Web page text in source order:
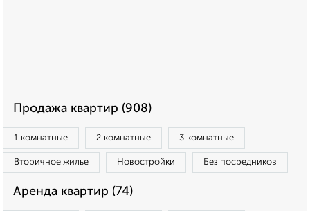
Продажа квартир (908)
1‑комнатные 2‑комнатные 3‑комнатные
Вторичное жилье Новостройки Без посредников
Аренда квартир (74)